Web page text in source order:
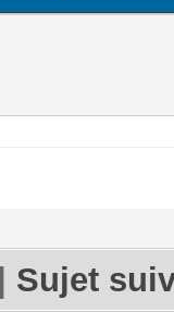
Sujet